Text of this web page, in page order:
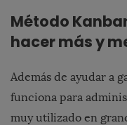
Método
hacer más y
Además de ayudar a
funciona para
muy utilizado en